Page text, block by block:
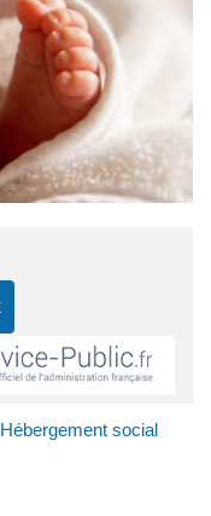
Hébergement social